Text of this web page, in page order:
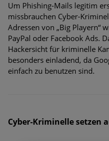
Um Phishing-Mails legitim
missbrauchen Cyber-
Adressen von „Big Playern“
PayPal oder Facebook Ads.
Hackersicht für kriminelle
besonders einladend, da
einfach zu benutzen sind.
Cyber-Kriminelle setzen